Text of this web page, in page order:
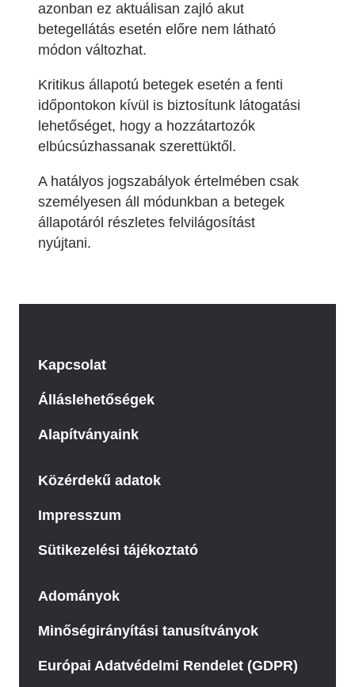
azonban ez aktuálisan zajló akut
betegellátás esetén előre nem látható
módon változhat.
Kritikus állapotú betegek esetén a fenti
időpontokon kívül is biztosítunk látogatási
lehetőséget, hogy a hozzátartozók
elbúcsúzhassanak szerettüktől.
A hatályos jogszabályok értelmében csak
személyesen áll módunkban a betegek
állapotáról részletes felvilágosítást
nyújtani.
Kapcsolat
Álláslehetőségek
Alapítványaink
Közérdekű adatok
Impresszum
Sütikezelési tájékoztató
Adományok
Minőségirányítási tanusítványok
Európai Adatvédelmi Rendelet (GDPR)